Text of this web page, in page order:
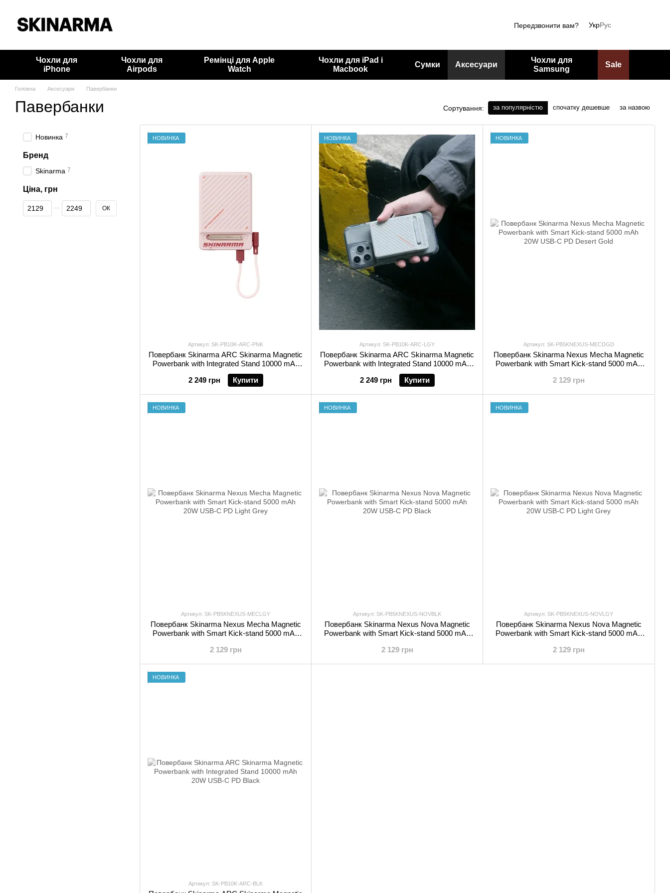
Передзвонити вам? УкрРус
Чохли для
iPhone
Чохли для
Airpods
Ремінці для Apple
Watch
Чохли для iPad і
Macbook
Сумки Аксесуари
Чохли для
Samsung
Sale
Головна Аксесуари Павербанки
Павербанки Сортування: за популярністю спочатку дешевше за назвою
НОВИНКА
Артикул: SK-PB10K-ARC-PNK
Повербанк Skinarma ARC Skinarma Magnetic
Powerbank with Integrated Stand 10000 mAh
20W USB-C PD Pink
2 249 грн
Купити
НОВИНКА
Артикул: SK-PB10K-ARC-LGY
Повербанк Skinarma ARC Skinarma Magnetic
Powerbank with Integrated Stand 10000 mAh
20W USB-C PD Grey
2 249 грн
Купити
НОВИНКА
Артикул: SK-PB5KNEXUS-MECDGD
Повербанк Skinarma Nexus Mecha Magnetic
Powerbank with Smart Kick-stand 5000 mAh
2 129 грн
НОВИНКА
Артикул: SK-PB5KNEXUS-MECLGY
Повербанк Skinarma Nexus Mecha Magnetic
Powerbank with Smart Kick-stand 5000 mAh
2 129 грн
НОВИНКА
Артикул: SK-PB5KNEXUS-NOVBLK
Повербанк Skinarma Nexus Nova Magnetic
Powerbank with Smart Kick-stand 5000 mAh
2 129 грн
НОВИНКА
Артикул: SK-PB5KNEXUS-NOVLGY
Повербанк Skinarma Nexus Nova Magnetic
Powerbank with Smart Kick-stand 5000 mAh
2 129 грн
НОВИНКА
Артикул: SK-PB10K-ARC-BLK
Новинка 7
Бренд
Skinarma 7
Ціна, грн
Від Ціна, грн
До Ціна, грн ОК